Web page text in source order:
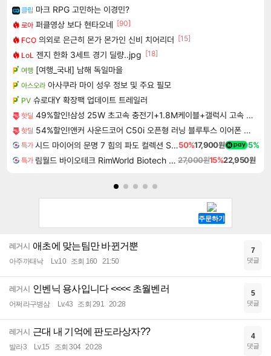
클립 마크 RPG 고민하는 이경민?
로아 퍼클영상 보다 현타오네 [90]
FCO 의외로 은근히 몬가 몬가인 신비 치어리더 [15]
LoL 젠지 한화 3세트 경기 딜량..jpg [18]
여행 [여행_국내] 남해 독일마을
아스오라 아사쿠라 마이 성우 정보 및 주요 필모
PV 슈로대Y 확장팩 업데이트 트레일러
핫딜 49%할인!삼성 25W 초고속 충전기+1.8M케이블+갤럭시 고속 무선충전기
핫딜 54%할인!앤커 사운드코어 C50i 오픈형 러닝 블루투스 이어폰 D1101
특가 시드 마이어의 문명 7 힘의 파도 컬렉션 Sid Meier's Civilization VII Tides of Power Collection DLC50%17,900원 5%
특가 림월드 바이오테크 RimWorld Biotech DLC 27,000원15%22,950원
레거시 애초에 맞는팀만 바뀐거뿐
아주까태낙 Lv.10 조회 160 21:50
7
댓글
레거시 인벤닉 용사입니다 <<<< 초월벤러
어쩌라구병삼 Lv.43 조회 291 20:28
5
댓글
레거시 근대 내 기억에 판도라상자??
발라3 Lv.15 조회 304 20:28
4
댓글